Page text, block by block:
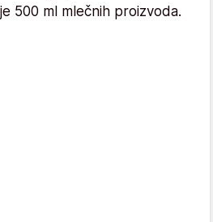
500 ml mlečnih proizvoda.